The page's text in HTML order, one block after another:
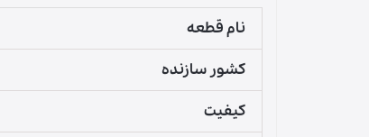
گوشت‌کوب برقی
نام قطعه
کشور سازنده
کیفیت